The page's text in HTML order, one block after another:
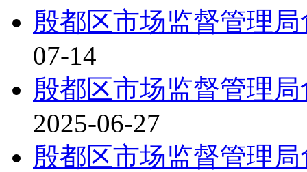
殷都区市场监督管理
07-14
殷都区市场监督管理
2025-06-27
殷都区市场监督管理